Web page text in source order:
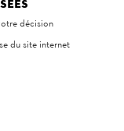
décision
du site internet